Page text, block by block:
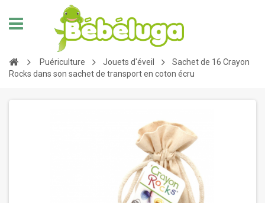
Puériculture Jouets d'éveil
Sachet de 16 Crayon
Rocks dans son sachet de transport en coton écru